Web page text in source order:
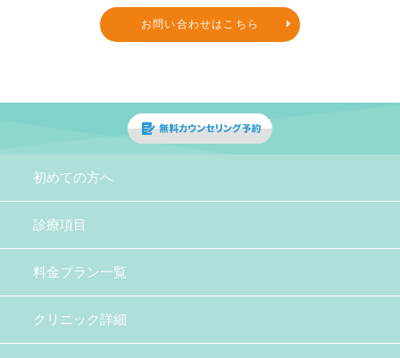
お問い合わせはこちら
初めての方へ
診療項目
料金プラン一覧
クリニック詳細